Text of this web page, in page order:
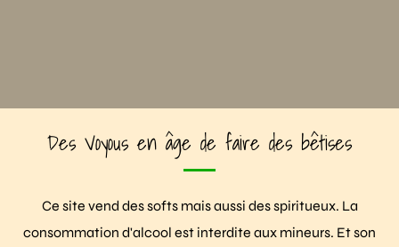
Des Voyous en âge de faire des bêtises
Ce site vend des softs mais aussi des spiritueux. La
consommation d'alcool est interdite aux mineurs. Et son
Recherche